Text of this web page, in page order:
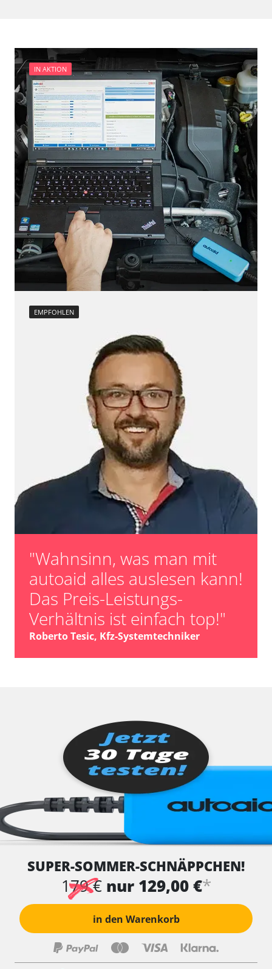
Wegfahrsperre
Zentralelektronik
Verfügbarkeit abhängig von Modell, Motorisierung, Ausstattung
und Konfiguration
IN AKTION
EMPFOHLEN
"Wahnsinn, was man mit
autoaid alles auslesen kann!
Das Preis-Leistungs-
Verhältnis ist einfach top!"
Roberto Tesic, Kfz-Systemtechniker
SUPER-SOMMER-SCHNÄPPCHEN!
179 € nur 129,00 €*
in den Warenkorb